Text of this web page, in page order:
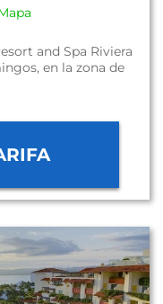
and Spa Riviera
en la zona de